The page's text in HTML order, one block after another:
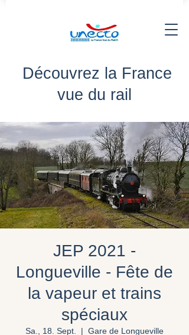
Découvrez la France
vue du rail
JEP 2021 -
Longueville - Fête de
la vapeur et trains
spéciaux
Sa., 18. Sept.
  |
Gare de Longueville